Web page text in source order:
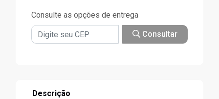
Consulte as opções de entrega
Consultar
Descrição